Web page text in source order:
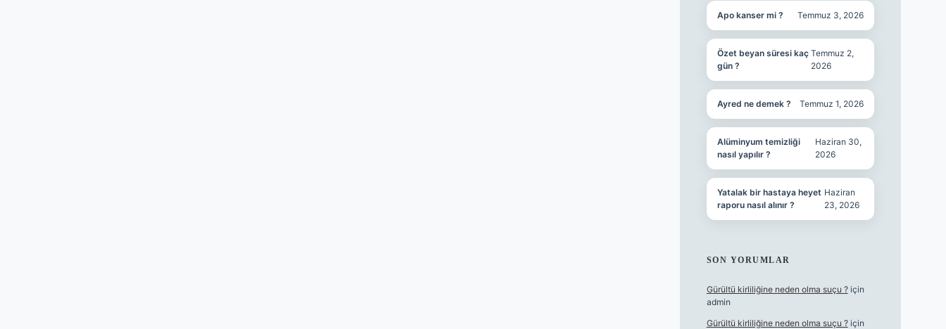
Apo kanser mi ? Temmuz 3, 2026
Özet beyan süresi kaç
gün ?
Temmuz 2,
2026
Ayred ne demek ? Temmuz 1, 2026
Alüminyum temizliği
nasıl yapılır ?
Haziran 30,
2026
Yatalak bir hastaya heyet
raporu nasıl alınır ?
Haziran
23, 2026
SON YORUMLAR
Gürültü kirliliğine neden olma suçu ?için
admin
Gürültü kirliliğine neden olma suçu ?için